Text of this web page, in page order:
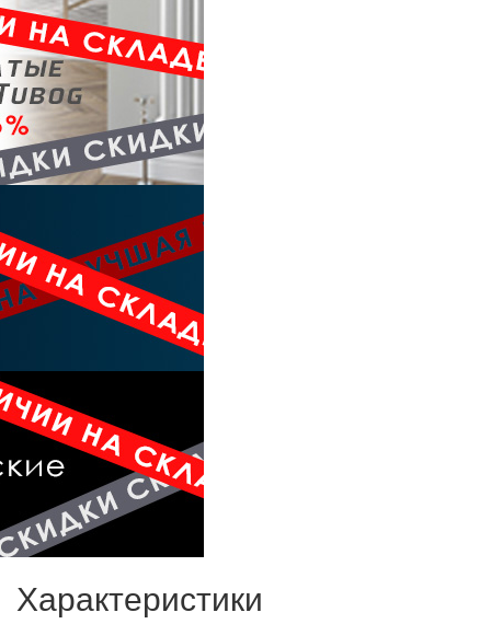
Характеристики